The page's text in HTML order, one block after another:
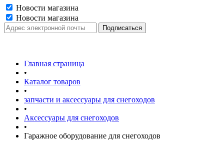
Новости магазина
Новости магазина
Главная страница
•
Каталог товаров
•
запчасти и аксессуары для снегоходов
•
Аксессуары для снегоходов
•
Гаражное оборудование для снегоходов